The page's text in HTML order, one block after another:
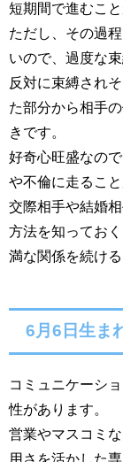
短期間で進むこ
ただし、その過
いので、過度な
反対に束縛され
た部分から相手
きです。
好奇心旺盛なの
や不倫に走ること
交際相手や結婚
方法を知ってお
満な関係を続け
6月6日生ま
コミュニケーシ
性があります。
営業やマスコミ
用さを活かした